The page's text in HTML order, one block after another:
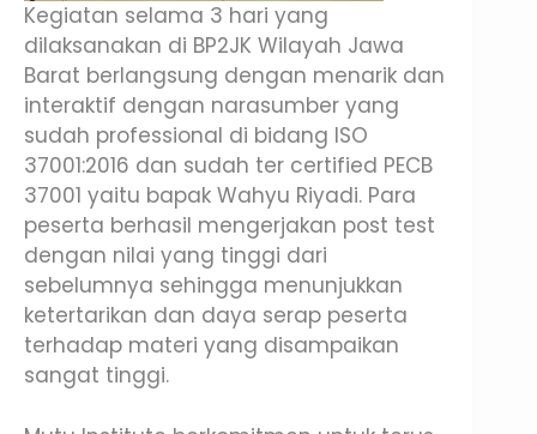
Kegiatan selama 3 hari yang
dilaksanakan di BP2JK Wilayah Jawa
Barat berlangsung dengan menarik dan
interaktif dengan narasumber yang
sudah professional di bidang ISO
37001:2016 dan sudah ter certified PECB
37001 yaitu bapak Wahyu Riyadi. Para
peserta berhasil mengerjakan post test
dengan nilai yang tinggi dari
sebelumnya sehingga menunjukkan
ketertarikan dan daya serap peserta
terhadap materi yang disampaikan
sangat tinggi.